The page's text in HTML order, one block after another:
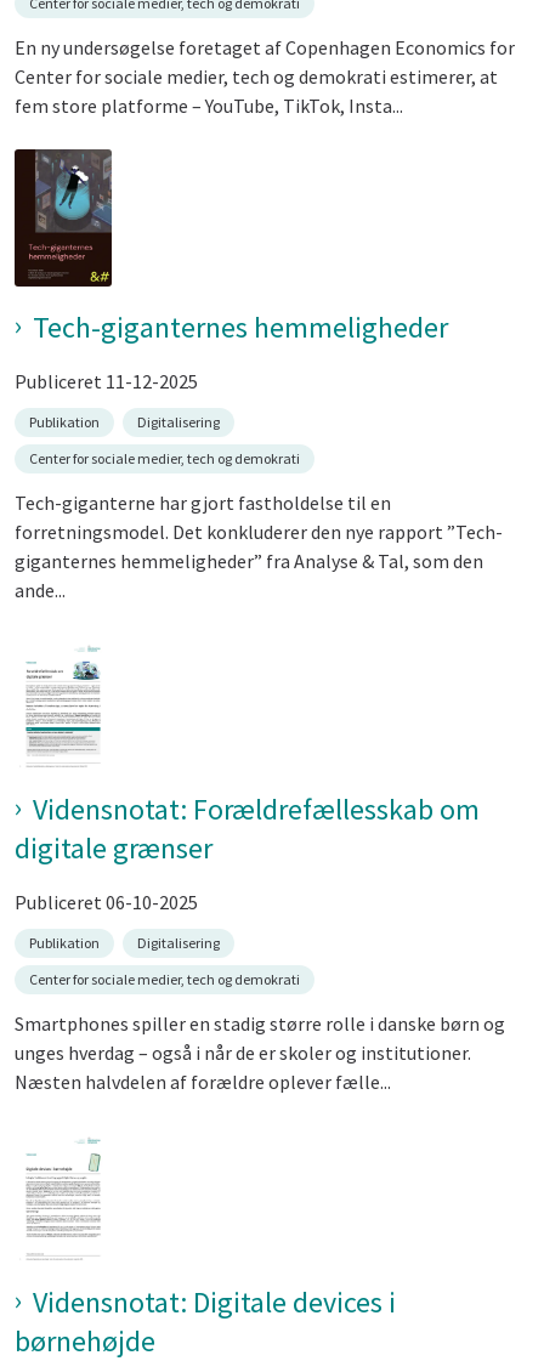
En ny undersøgelse foretaget af Copenhagen Economics for
Center for sociale medier, tech og demokrati estimerer, at
fem store platforme – YouTube, TikTok, Insta...
Tech-giganternes hemmeligheder
Publiceret 11-12-2025
Publikation
Digitalisering
Center for sociale medier, tech og demokrati
Tech-giganterne har gjort fastholdelse til en
forretningsmodel. Det konkluderer den nye rapport ”Tech-
giganternes hemmeligheder” fra Analyse & Tal, som den
ande...
Vidensnotat: Forældrefællesskab om
digitale grænser
Publiceret 06-10-2025
Publikation
Digitalisering
Center for sociale medier, tech og demokrati
Smartphones spiller en stadig større rolle i danske børn og
unges hverdag – også i når de er skoler og institutioner.
Næsten halvdelen af forældre oplever fælle...
Vidensnotat: Digitale devices i
børnehøjde